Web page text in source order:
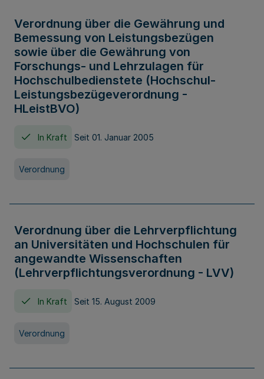
Verordnung über die Gewährung und
Bemessung von Leistungsbezügen
sowie über die Gewährung von
Forschungs- und Lehrzulagen für
Hochschulbedienstete (Hochschul-
Leistungsbezügeverordnung -
HLeistBVO)
In Kraft Seit 01. Januar 2005
Verordnung
Verordnung über die Lehrverpflichtung
an Universitäten und Hochschulen für
angewandte Wissenschaften
(Lehrverpflichtungsverordnung - LVV)
In Kraft Seit 15. August 2009
Verordnung